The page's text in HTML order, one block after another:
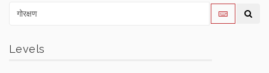
Levels